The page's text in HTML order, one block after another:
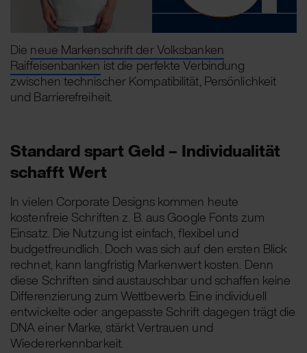
Die neue Markenschrift der Volksbanken
Raiffeisenbanken ist die perfekte Verbindung
zwischen technischer Kompatibilität, Persönlichkeit
und Barrierefreiheit.
Standard spart Geld – Individualität
schafft Wert
In vielen Corporate Designs kommen heute
kostenfreie Schriften z. B. aus Google Fonts zum
Einsatz. Die Nutzung ist einfach, flexibel und
budgetfreundlich. Doch was sich auf den ersten Blick
rechnet, kann langfristig Markenwert kosten. Denn
diese Schriften sind austauschbar und schaffen keine
Differenzierung zum Wettbewerb. Eine individuell
entwickelte oder angepasste Schrift dagegen trägt die
DNA einer Marke, stärkt Vertrauen und
Wiedererkennbarkeit.